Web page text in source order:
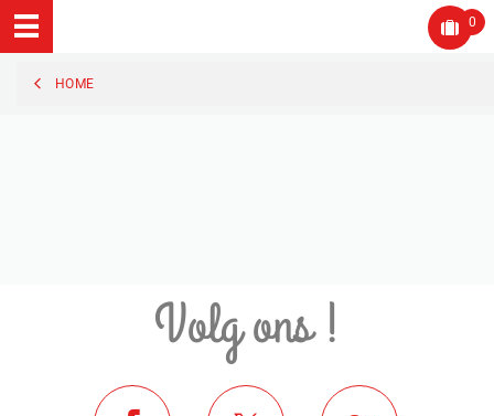
0
HOME
Volg ons !